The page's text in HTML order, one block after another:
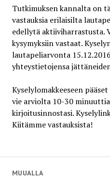
MUUALLA
Tutkimuksen kannalta on
vastauksia erilaisilta
edellytä aktiiviharrastusta.
kysymyksiin vastaat.
lautapeliarvonta
yhteystietojensa
Kyselylomakkeeseen pääset
vie arviolta 10-30
kirjoitusinnostasi.
Kiitämme vastauksista!